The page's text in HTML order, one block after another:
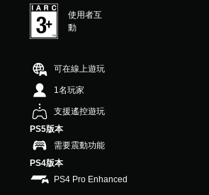
（
滿
分
顆
星
）
，
共
1
6
1
則
評
使用者互
動
可在線上遊玩
1名玩家
支援遙控遊玩
PS5版本
需要震動功能
PS4版本
PS4 Pro Enhanced